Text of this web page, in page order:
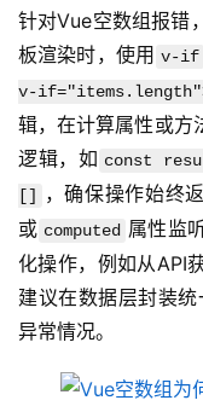
针对Vue空数组报错
板渲染时，使用 v-if
v-
辑，在计算属性或方
逻辑，如 const
[]
，确保操作始终
或 computed 属性监
化操作，例如从API
建议在数据层封装
异常情况。